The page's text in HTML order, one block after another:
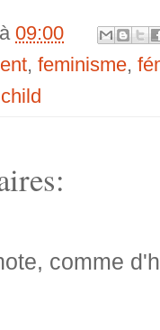
à 09:00
, feminisme,
comme